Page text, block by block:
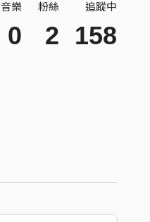
音樂
0
粉絲
2
追蹤中
158